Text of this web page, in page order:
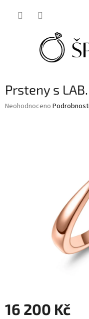
Prsteny s
Průměrné
Neohodnoceno
16 200 Kč